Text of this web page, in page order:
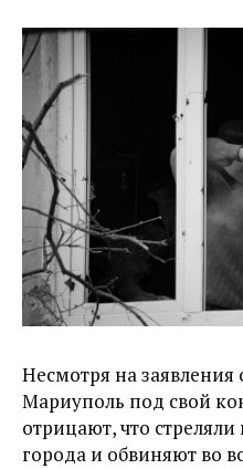
Несмотря на заявления
Мариуполь под свой
отрицают, что
города и обвиняют во